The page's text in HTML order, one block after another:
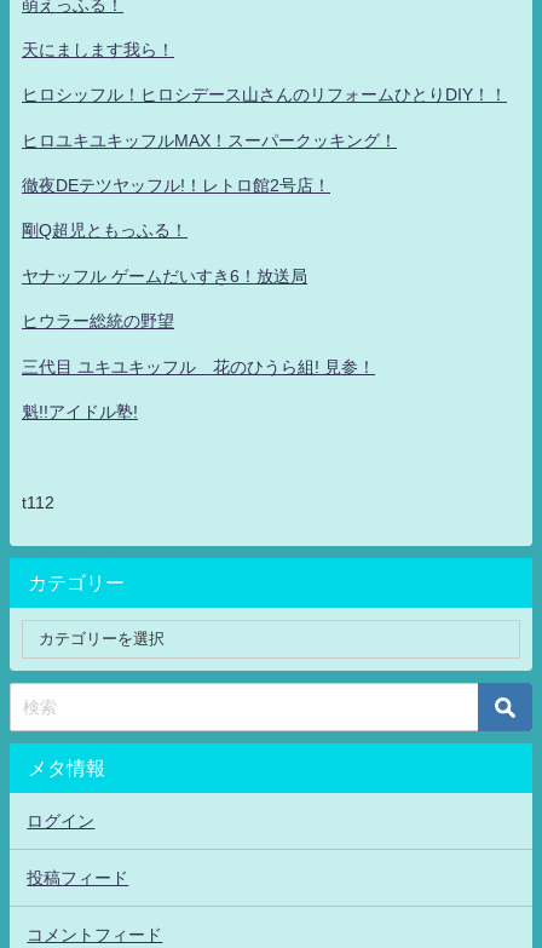
萌えっふる！
天にまします我ら！
ヒロシッフル！ヒロシデース山さんのリフォームひとりDIY！！
ヒロユキユキッフルMAX！スーパークッキング！
徹夜DEテツヤッフル!！レトロ館2号店！
剛Q超児ともっふる！
ヤナッフル ゲームだいすき6！放送局
ヒウラー総統の野望
三代目 ユキユキッフル 花のひうら組! 見参！
魁!!アイドル塾!
t112
カテゴリー
メタ情報
ログイン
投稿フィード
コメントフィード